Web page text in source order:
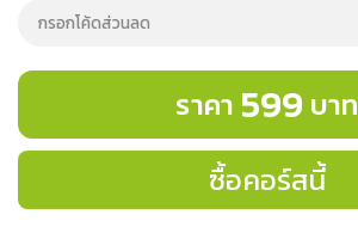
ราคา 599 บาท
ซื้อคอร์สนี้